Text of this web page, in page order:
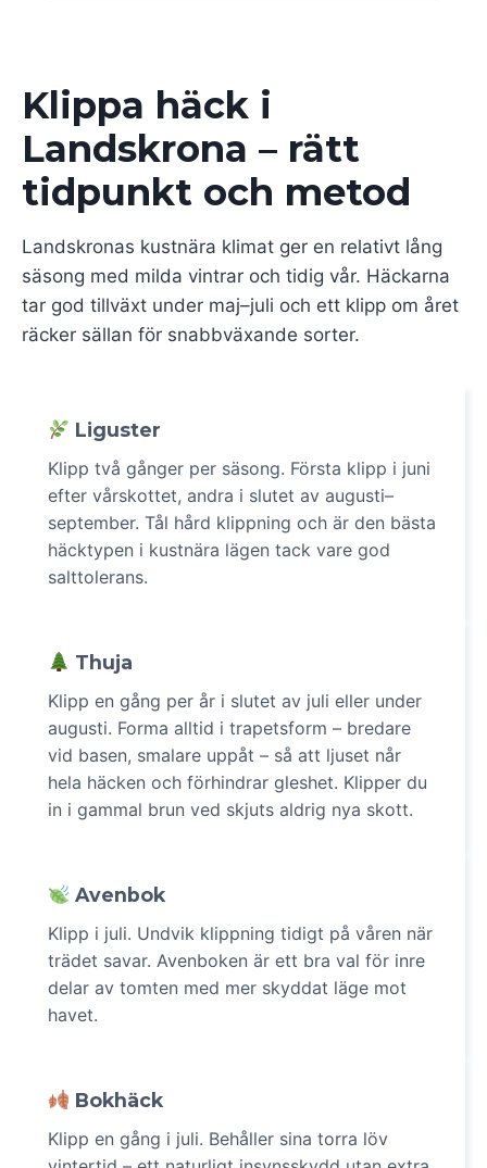
Klippa häck i
Landskrona – rätt
tidpunkt och metod
Landskronas kustnära klimat ger en relativt lång
säsong med milda vintrar och tidig vår. Häckarna
tar god tillväxt under maj–juli och ett klipp om året
räcker sällan för snabbväxande sorter.
Liguster
Klipp två gånger per säsong. Första klipp i juni
efter vårskottet, andra i slutet av augusti–
september. Tål hård klippning och är den bästa
häcktypen i kustnära lägen tack vare god
salttolerans.
Thuja
Klipp en gång per år i slutet av juli eller under
augusti. Forma alltid i trapetsform – bredare
vid basen, smalare uppåt – så att ljuset når
hela häcken och förhindrar gleshet. Klipper du
in i gammal brun ved skjuts aldrig nya skott.
Avenbok
Klipp i juli. Undvik klippning tidigt på våren när
trädet savar. Avenboken är ett bra val för inre
delar av tomten med mer skyddat läge mot
havet.
Bokhäck
Klipp en gång i juli. Behåller sina torra löv